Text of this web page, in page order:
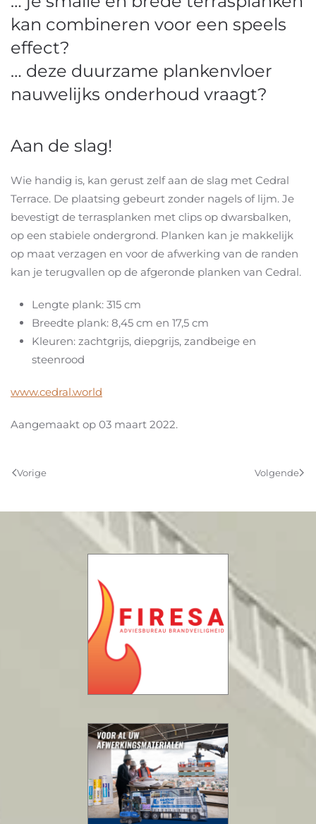
kan combineren voor een speels
effect?
… deze duurzame plankenvloer
nauwelijks onderhoud vraagt?
Aan de slag!
Wie handig is, kan gerust zelf aan de slag met Cedral
Terrace. De plaatsing gebeurt zonder nagels of lijm. Je
bevestigt de terrasplanken met clips op dwarsbalken,
op een stabiele ondergrond. Planken kan je makkelijk
op maat verzagen en voor de afwerking van de randen
kan je terugvallen op de afgeronde planken van Cedral.
Lengte plank: 315 cm
Breedte plank: 8,45 cm en 17,5 cm
Kleuren: zachtgrijs, diepgrijs, zandbeige en
steenrood
www.cedral.world
Aangemaakt op 03 maart 2022.
Vorige Volgende